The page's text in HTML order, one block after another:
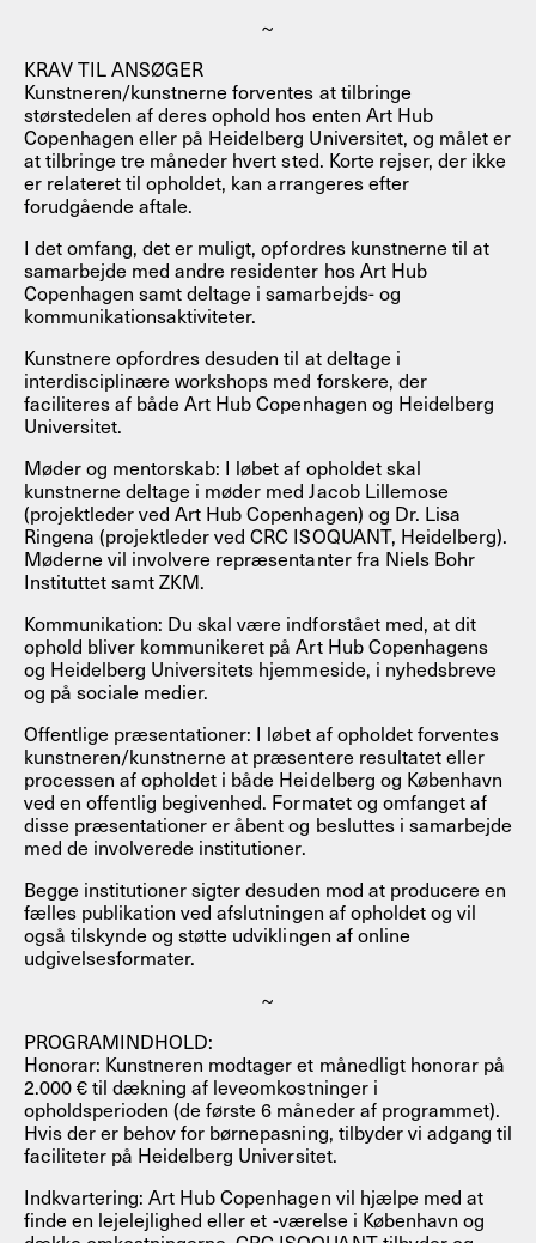
~
KRAV TIL ANSØGER
Kunstneren/kunstnerne forventes at tilbringe
størstedelen af deres ophold hos enten Art Hub
Copenhagen eller på Heidelberg Universitet, og målet er
at tilbringe tre måneder hvert sted. Korte rejser, der ikke
er relateret til opholdet, kan arrangeres efter
forudgående aftale.
I det omfang, det er muligt, opfordres kunstnerne til at
samarbejde med andre residenter hos Art Hub
Copenhagen samt deltage i samarbejds- og
kommunikationsaktiviteter.
Kunstnere opfordres desuden til at deltage i
interdisciplinære workshops med forskere, der
faciliteres af både Art Hub Copenhagen og Heidelberg
Universitet.
Møder og mentorskab: I løbet af opholdet skal
kunstnerne deltage i møder med Jacob Lillemose
(projektleder ved Art Hub Copenhagen) og Dr. Lisa
Ringena (projektleder ved CRC ISOQUANT, Heidelberg).
Møderne vil involvere repræsentanter fra Niels Bohr
Instituttet samt ZKM.
Kommunikation: Du skal være indforstået med, at dit
ophold bliver kommunikeret på Art Hub Copenhagens
og Heidelberg Universitets hjemmeside, i nyhedsbreve
og på sociale medier.
Offentlige præsentationer: I løbet af opholdet forventes
kunstneren/kunstnerne at præsentere resultatet eller
processen af opholdet i både Heidelberg og København
ved en offentlig begivenhed. Formatet og omfanget af
disse præsentationer er åbent og besluttes i samarbejde
med de involverede institutioner.
Begge institutioner sigter desuden mod at producere en
fælles publikation ved afslutningen af opholdet og vil
også tilskynde og støtte udviklingen af online
udgivelsesformater.
~
PROGRAMINDHOLD:
Honorar: Kunstneren modtager et månedligt honorar på
2.000 € til dækning af leveomkostninger i
opholdsperioden (de første 6 måneder af programmet).
Hvis der er behov for børnepasning, tilbyder vi adgang til
faciliteter på Heidelberg Universitet.
Indkvartering: Art Hub Copenhagen vil hjælpe med at
finde en lejelejlighed eller et -værelse i København og